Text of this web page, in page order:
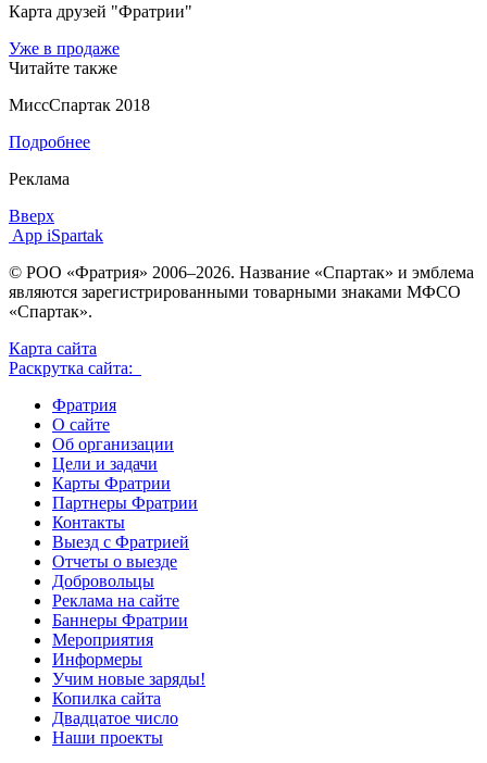
Карта друзей "Фратрии"
Уже в продаже
Читайте также
МиссСпартак 2018
Подробнее
Реклама
Вверх
App iSpartak
© РОО «Фратрия» 2006–2026. Название «Спартак» и эмблема
являются зарегистрированными товарными знаками МФСО
«Спартак».
Карта сайта
Раскрутка сайта:
Фратрия
О сайте
Об организации
Цели и задачи
Карты Фратрии
Партнеры Фратрии
Контакты
Выезд с Фратрией
Отчеты о выезде
Добровольцы
Реклама на сайте
Баннеры Фратрии
Мероприятия
Информеры
Учим новые заряды!
Копилка сайта
Двадцатое число
Наши проекты